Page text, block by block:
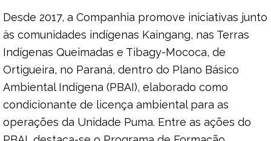
Desde 2017, a Companhia promove iniciativas junto
às comunidades indígenas Kaingang, nas Terras
Indígenas Queimadas e Tibagy-Mococa, de
Ortigueira, no Paraná, dentro do Plano Básico
Ambiental Indígena (PBAI), elaborado como
condicionante de licença ambiental para as
operações da Unidade Puma. Entre as ações do